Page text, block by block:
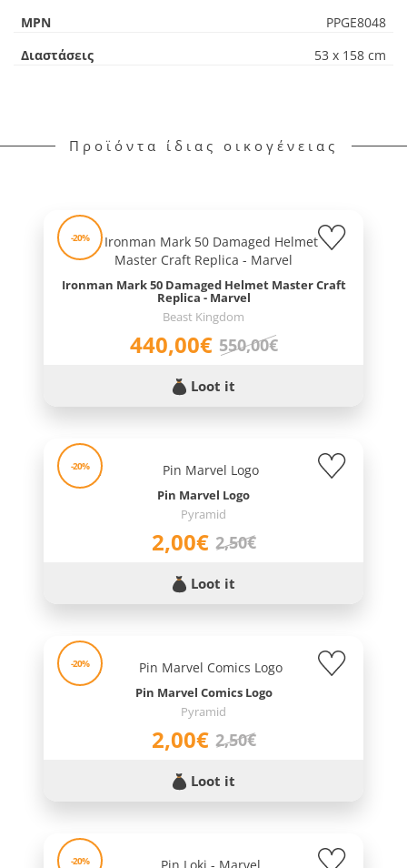
MPN
PPGE8048
Διαστάσεις
53 x 158 cm
Προϊόντα ίδιας οικογένειας
-20%
Ironman Mark 50 Damaged Helmet Master Craft
Replica - Marvel
Beast Kingdom
440,00€ 550,00€
Loot it
-20%
Pin Marvel Logo
Pyramid
2,00€ 2,50€
Loot it
-20%
Pin Marvel Comics Logo
Pyramid
2,00€ 2,50€
Loot it
-20%